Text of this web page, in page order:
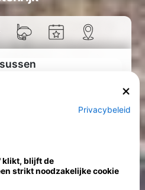
Privacybeleid
klikt, blijft de
strikt noodzakelijke cookie